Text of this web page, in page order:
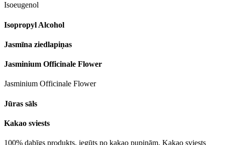
Isoeugenol
Isopropyl Alcohol
Jasmīna ziedlapiņas
Jasminium Officinale Flower
Jasminium Officinale Flower
Jūras sāls
Kakao sviests
100% dabīgs produkts, iegūts no kakao pupiņām. Kakao sviests